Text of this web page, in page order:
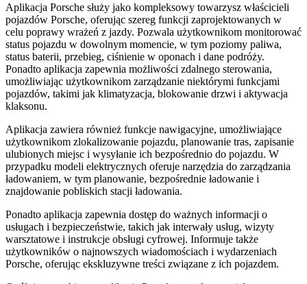
Aplikacja Porsche służy jako kompleksowy towarzysz właścicieli
pojazdów Porsche, oferując szereg funkcji zaprojektowanych w
celu poprawy wrażeń z jazdy. Pozwala użytkownikom monitorować
status pojazdu w dowolnym momencie, w tym poziomy paliwa,
status baterii, przebieg, ciśnienie w oponach i dane podróży.
Ponadto aplikacja zapewnia możliwości zdalnego sterowania,
umożliwiając użytkownikom zarządzanie niektórymi funkcjami
pojazdów, takimi jak klimatyzacja, blokowanie drzwi i aktywacja
klaksonu.
Aplikacja zawiera również funkcje nawigacyjne, umożliwiające
użytkownikom zlokalizowanie pojazdu, planowanie tras, zapisanie
ulubionych miejsc i wysyłanie ich bezpośrednio do pojazdu. W
przypadku modeli elektrycznych oferuje narzędzia do zarządzania
ładowaniem, w tym planowanie, bezpośrednie ładowanie i
znajdowanie pobliskich stacji ładowania.
Ponadto aplikacja zapewnia dostęp do ważnych informacji o
usługach i bezpieczeństwie, takich jak interwały usług, wizyty
warsztatowe i instrukcje obsługi cyfrowej. Informuje także
użytkowników o najnowszych wiadomościach i wydarzeniach
Porsche, oferując ekskluzywne treści związane z ich pojazdem.